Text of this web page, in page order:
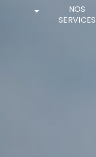
NOS
SERVICES